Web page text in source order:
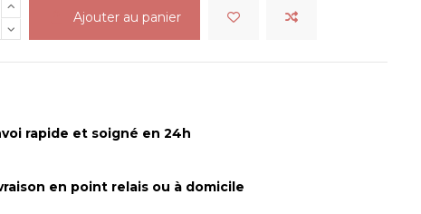
Ajouter au panier
rapide et soigné en 24h
en point relais ou à domicile